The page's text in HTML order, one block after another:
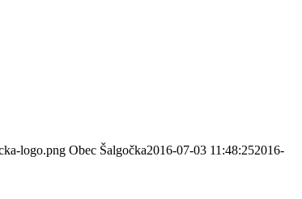
logo.png Obec Šalgočka2016-07-03 11:48:252016-